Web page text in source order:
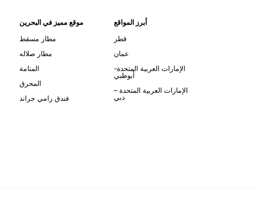
موقع مميز في البحرين
مطار مسقط
مطار صلاله
المنامة
المحرق
فندق رامي جراند
أبرز المواقع
قطر
عمان
الإمارات العربية المتحدة-
أبوظبي
الإمارات العربية المتحدة –
دبي